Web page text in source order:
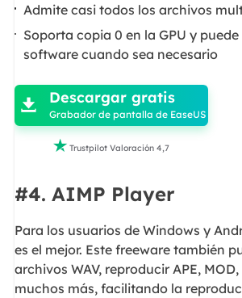
Admite casi todos los archivos
Soporta copia 0 en la GPU y
software cuando sea necesario

 Descargar gratis
Grabador de pantalla de EaseUS
 Trustpilot Valoración 4,7
#4. AIMP Player
Para los usuarios de Windows y
es el mejor. Este freeware también
archivos WAV, reproducir APE, MOD,
muchos más, facilitando la